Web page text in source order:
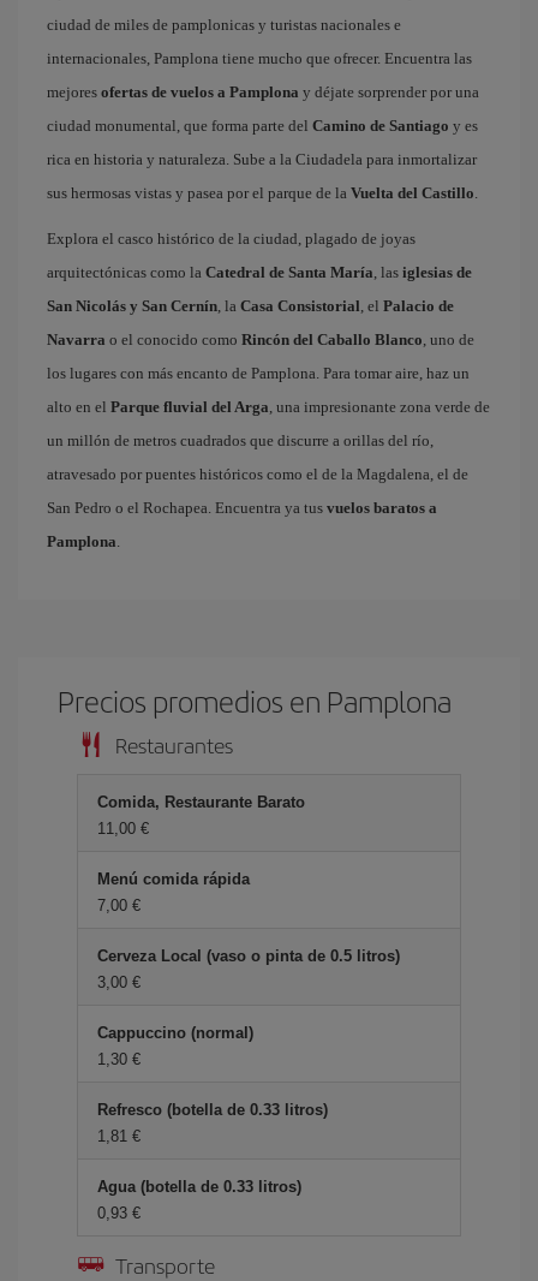
ciudad de miles de pamplonicas y turistas nacionales e
internacionales, Pamplona tiene mucho que ofrecer. Encuentra las
mejores ofertas de vuelos a Pamplona y déjate sorprender por una
ciudad monumental, que forma parte del Camino de Santiago y es
rica en historia y naturaleza. Sube a la Ciudadela para inmortalizar
sus hermosas vistas y pasea por el parque de la Vuelta del Castillo
Explora el casco histórico de la ciudad, plagado de joyas
arquitectónicas como la Catedral de Santa María , las iglesias de
San Nicolás y San Cernín , la Casa Consistorial , el Palacio de
Navarra o el conocido como Rincón del Caballo Blanco , uno de
los lugares con más encanto de Pamplona. Para tomar aire, haz un
alto en el Parque fluvial del Arga , una impresionante zona verde de
un millón de metros cuadrados que discurre a orillas del río,
atravesado por puentes históricos como el de la Magdalena, el de
San Pedro o el Rochapea. Encuentra ya tus vuelos baratos a
Pamplona
Precios promedios en Pamplona
Restaurantes
Comida, Restaurante Barato
11,00 €
Menú comida rápida
7,00 €
Cerveza Local (vaso o pinta de 0.5 litros)
3,00 €
Cappuccino (normal)
1,30 €
Refresco (botella de 0.33 litros)
1,81 €
Agua (botella de 0.33 litros)
0,93 €
Transporte